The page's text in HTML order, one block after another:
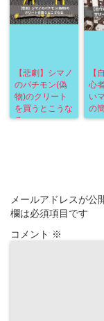
【悲劇】シマノ
のパチモン(偽
物)のクリート
を買うとこうな
る
【
心
い
の
メールアドレスが公
欄は必須項目です
コメント ※